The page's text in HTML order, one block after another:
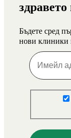
Бъдете сред
нови клиники